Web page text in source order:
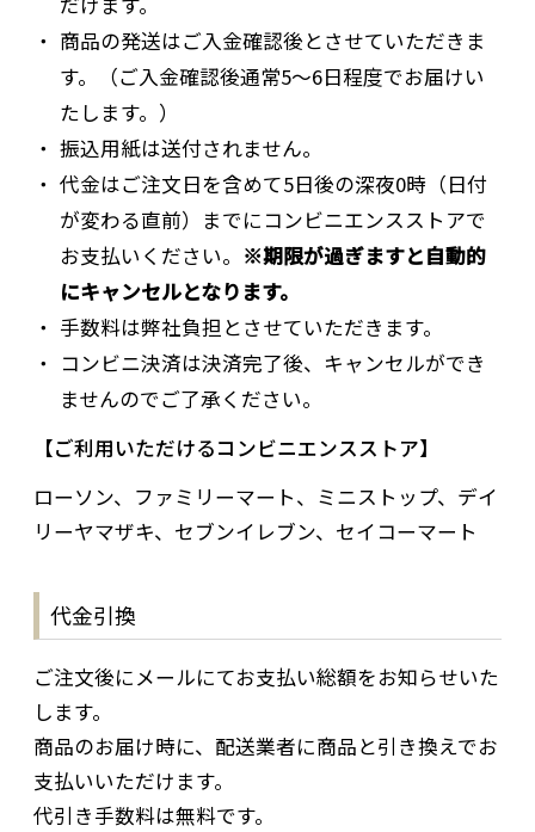
商品の発送はご入金確認後とさせていただきま
す。（ご入金確認後通常5～6日程度でお届けい
たします。）
振込用紙は送付されません。
代金はご注文日を含めて5日後の深夜0時（日付
が変わる直前）までにコンビニエンスストアで
お支払いください。 ※期限が過ぎますと自動的
にキャンセルとなります。
手数料は弊社負担とさせていただきます。
コンビニ決済は決済完了後、キャンセルができ
ませんのでご了承ください。
ご利用いただけるコンビニエンスストア
ローソン、ファミリーマート、ミニストップ、デイ
リーヤマザキ、セブンイレブン、セイコーマート
代金引換
ご注文後にメールにてお支払い総額をお知らせいた
します。
商品のお届け時に、配送業者に商品と引き換えでお
支払いいただけます。
代引き手数料は無料です。